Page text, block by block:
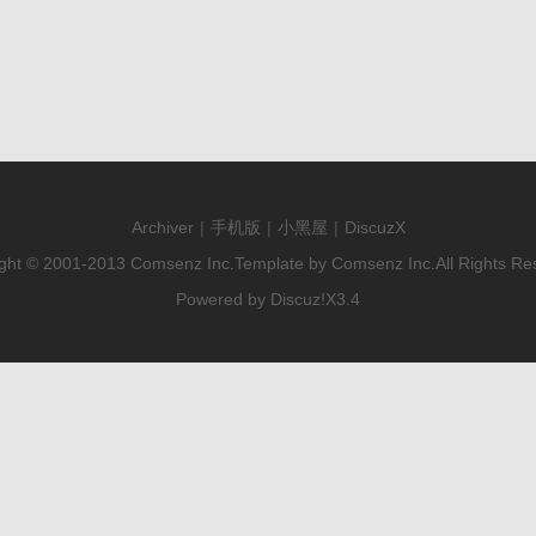
Archiver | 手机版 | 小黑屋 | DiscuzX
© 2001-2013 Comsenz Inc. Template by Comsenz Inc. All Rights
Powered by Discuz!X3.4